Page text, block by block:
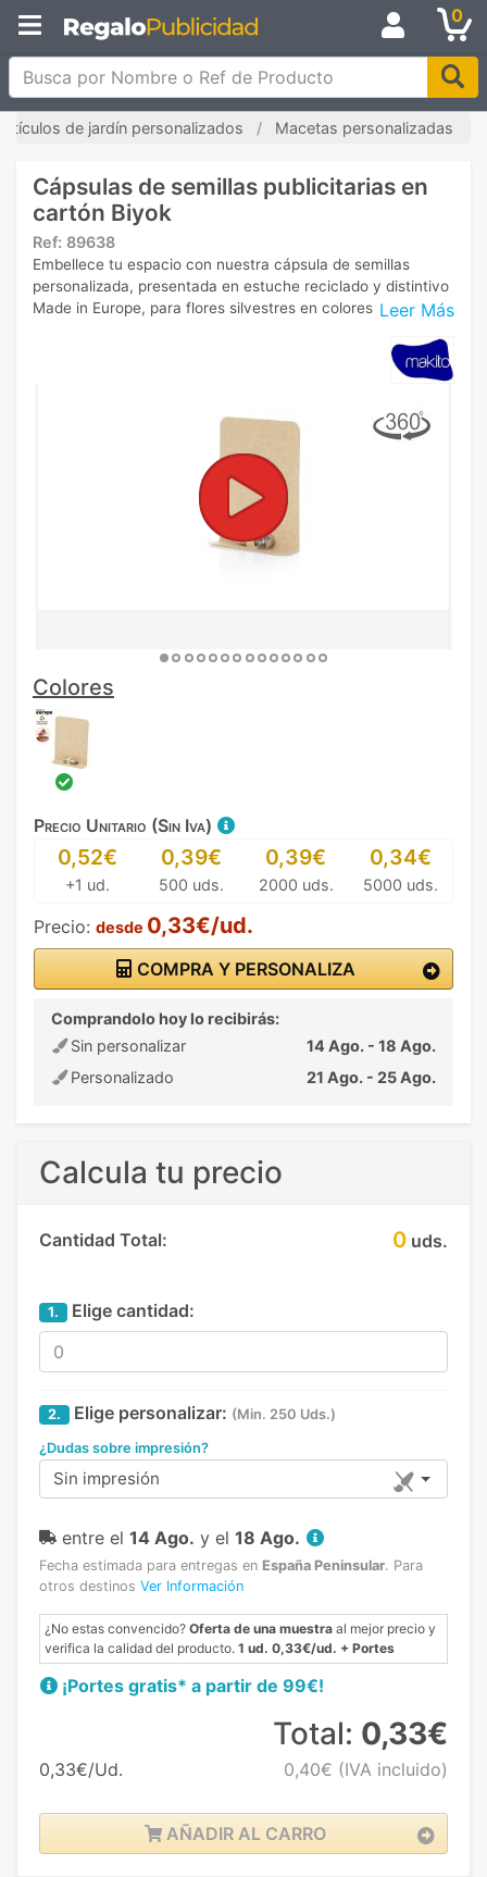
0
Busca por Nombre o Ref de Producto
de jardín personalizados Macetas personalizadas
Cápsulas de semillas publicitarias en
cartón Biyok
Ref: 89638
Leer Más
Embellece tu espacio con nuestra cápsula de semillas
personalizada, presentada en estuche reciclado y distintivo
Made in Europe, para flores silvestres en colores surtidos.
Colores
Precio Unitario (Sin Iva)
0,52€
+1 ud.
0,39€
500 uds.
0,39€
2000 uds.
0,34€
5000 uds.
Precio: desde 0,33€/ud.
COMPRA Y PERSONALIZA
Comprandolo hoy lo recibirás:
Sin personalizar
14 Ago. - 18 Ago.
Personalizado
21 Ago. - 25 Ago.
Calcula tu precio
Cantidad Total: 0 uds.
1. Elige cantidad:
2. Elige personalizar: (Min. 250 Uds.)
¿Dudas sobre impresión?
Sin impresión
entre el 14 Ago. y el 18 Ago.
Fecha estimada para entregas en España Peninsular. Para
otros destinos Ver Información
¿No estas convencido? Oferta de una muestra al mejor precio y
verifica la calidad del producto. 1 ud. 0,33€/ud. + Portes
¡Portes gratis* a partir de 99€!
0,33€/Ud.
Total: 0,33€
0,40€ (IVA incluido)
AÑADIR AL CARRO